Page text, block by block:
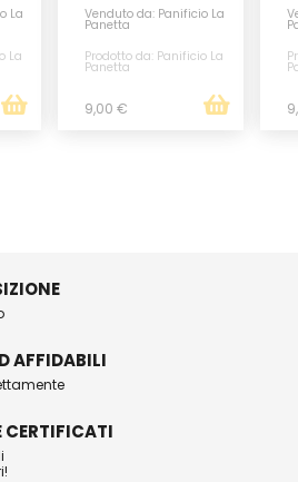
La
La
Venduto da: Panificio La
Panetta
Prodotto da: Panificio La
Panetta
9,00 €
AFFIDABILI
CERTIFICATI